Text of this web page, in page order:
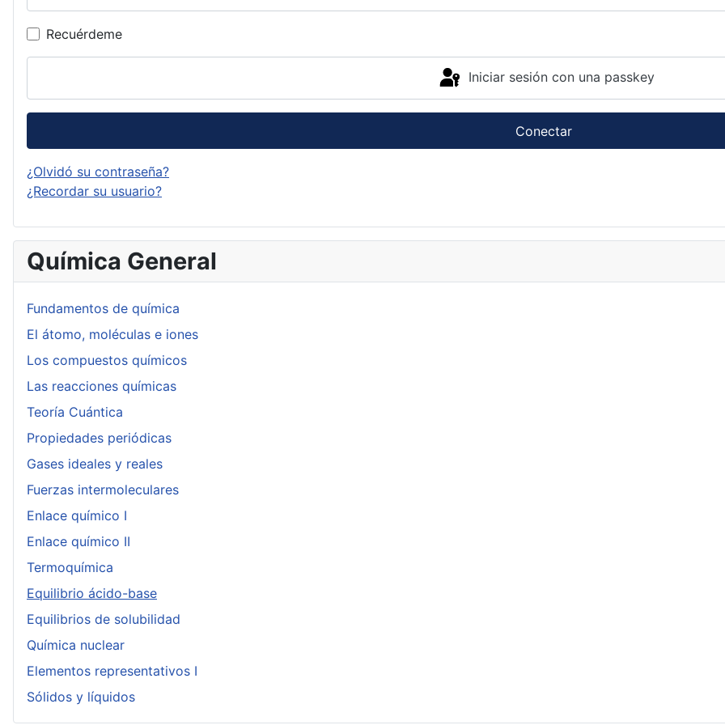
Recuérdeme
Iniciar sesión con una passkey
Conectar
¿Olvidó su contraseña?
¿Recordar su usuario?
Química General
Fundamentos de química
El átomo, moléculas e iones
Los compuestos químicos
Las reacciones químicas
Teoría Cuántica
Propiedades periódicas
Gases ideales y reales
Fuerzas intermoleculares
Enlace químico I
Enlace químico II
Termoquímica
Equilibrio ácido-base
Equilibrios de solubilidad
Química nuclear
Elementos representativos I
Sólidos y líquidos